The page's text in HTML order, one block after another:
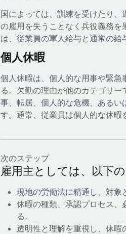
国によっては、訓練を受けたり
の雇用を失うことなく兵役義務
は、従業員の軍人給与と通常の給
個人休暇
個人休暇は、個人的な用事や緊
る。欠勤の理由が他のカテゴリ
事、転居、個人的な危機、ある
す。通常、従業員は個人的な休暇
次のステップ
雇用主としては、以下
現地の労働法に精通し、対象
休暇の種類、承認プロセス、
る。
透明性と理解を重視し、休暇